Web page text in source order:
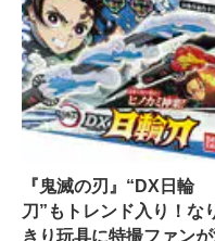
『鬼滅の刃』“DX日輪
刀”もトレンド入り！な
きり玩具に特撮ファン